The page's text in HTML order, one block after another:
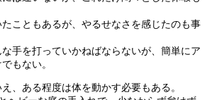
こともあるが、やるせなさを感じたのも事
手を打っていかねばならないが、簡単にア
もない。
、ある程度は体を動かす必要もある。